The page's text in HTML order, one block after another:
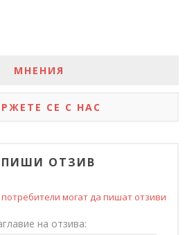
МНЕНИЯ
СЕ С НАС
ОТЗИВ
могат да пишат отзиви
на отзива: